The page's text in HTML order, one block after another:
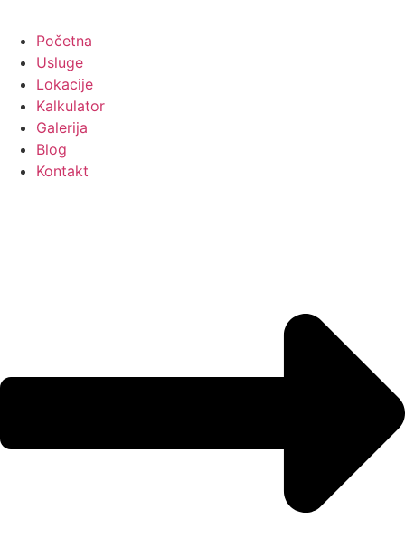
Početna
Usluge
Lokacije
Kalkulator
Galerija
Blog
Kontakt